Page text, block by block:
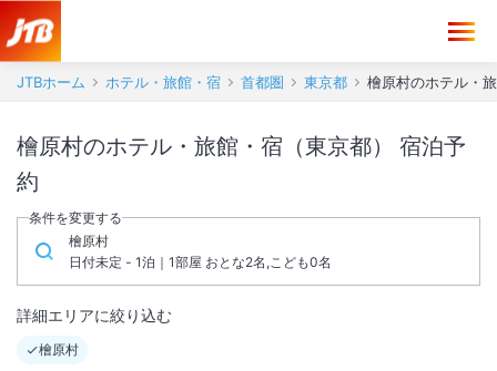
JTBホーム ホテル・旅館・宿 首都圏 東京都 檜原村のホテル・
檜原村のホテル・旅館・宿（東京都） 宿泊予
約
条件を変更する
檜原村
日付未定 - 1泊｜1部屋 おとな2名,こども0名
詳細エリアに絞り込む
檜原村